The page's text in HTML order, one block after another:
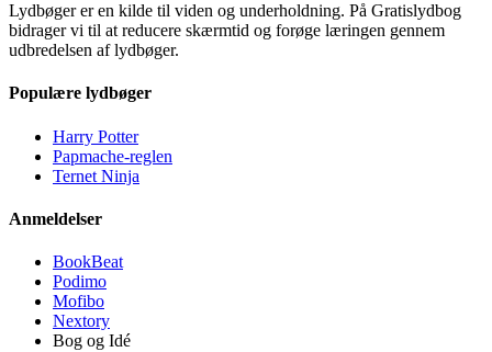
Lydbøger er en kilde til viden og underholdning. På Gratislydbog
bidrager vi til at reducere skærmtid og forøge læringen gennem
udbredelsen af lydbøger.
Populære lydbøger
Harry Potter
Papmache-reglen
Ternet Ninja
Anmeldelser
BookBeat
Podimo
Mofibo
Nextory
Bog og Idé